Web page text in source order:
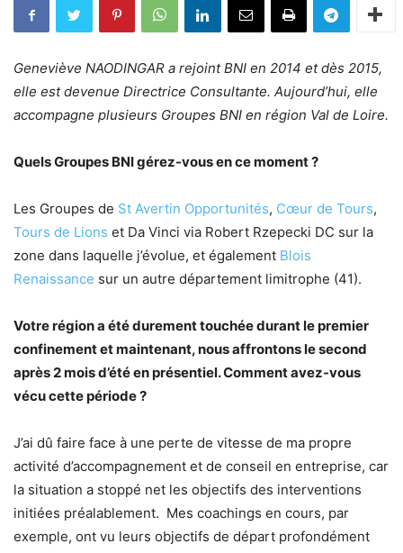
Geneviève NAODINGAR a rejoint BNI en 2014 et dès 2015,
elle est devenue Directrice Consultante. Aujourd’hui, elle
accompagne plusieurs Groupes BNI en région Val de Loire.
Quels Groupes BNI gérez-vous en ce moment ?
Les Groupes de St Avertin Opportunités, Cœur de Tours,
Tours de Lions et Da Vinci via Robert Rzepecki DC sur la
zone dans laquelle j’évolue, et également Blois
Renaissance sur un autre département limitrophe (41).
Votre région a été durement touchée durant le premier
confinement et maintenant, nous affrontons le second
après 2 mois d’été en présentiel. Comment avez-vous
vécu cette période ?
J’ai dû faire face à une perte de vitesse de ma propre
activité d’accompagnement et de conseil en entreprise, car
la situation a stoppé net les objectifs des interventions
initiées préalablement. Mes coachings en cours, par
exemple, ont vu leurs objectifs de départ profondément